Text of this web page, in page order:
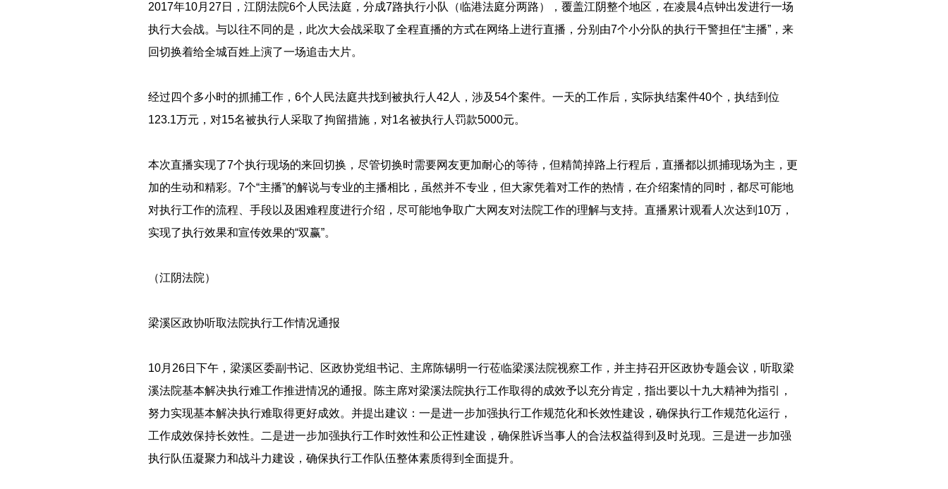
2017年10月27日，江阴法院6个人民法庭，分成7路执行小队（临港法庭分两路），覆盖江阴整个地区，在凌晨4点钟出发进行一场
执行大会战。与以往不同的是，此次大会战采取了全程直播的方式在网络上进行直播，分别由7个小分队的执行干警担任“主播”，来
回切换着给全城百姓上演了一场追击大片。
经过四个多小时的抓捕工作，6个人民法庭共找到被执行人42人，涉及54个案件。一天的工作后，实际执结案件40个，执结到位
123.1万元，对15名被执行人采取了拘留措施，对1名被执行人罚款5000元。
本次直播实现了7个执行现场的来回切换，尽管切换时需要网友更加耐心的等待，但精简掉路上行程后，直播都以抓捕现场为主，更
加的生动和精彩。7个“主播”的解说与专业的主播相比，虽然并不专业，但大家凭着对工作的热情，在介绍案情的同时，都尽可能地
对执行工作的流程、手段以及困难程度进行介绍，尽可能地争取广大网友对法院工作的理解与支持。直播累计观看人次达到10万，
实现了执行效果和宣传效果的“双赢”。
（江阴法院）
梁溪区政协听取法院执行工作情况通报
10月26日下午，梁溪区委副书记、区政协党组书记、主席陈锡明一行莅临梁溪法院视察工作，并主持召开区政协专题会议，听取梁
溪法院基本解决执行难工作推进情况的通报。陈主席对梁溪法院执行工作取得的成效予以充分肯定，指出要以十九大精神为指引，
努力实现基本解决执行难取得更好成效。并提出建议：一是进一步加强执行工作规范化和长效性建设，确保执行工作规范化运行，
工作成效保持长效性。二是进一步加强执行工作时效性和公正性建设，确保胜诉当事人的合法权益得到及时兑现。三是进一步加强
执行队伍凝聚力和战斗力建设，确保执行工作队伍整体素质得到全面提升。